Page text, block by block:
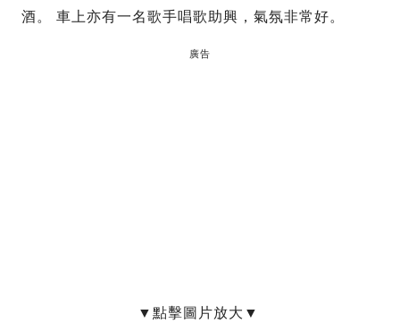
酒。 車上亦有一名歌手唱歌助興，氣氛非常好。
廣告